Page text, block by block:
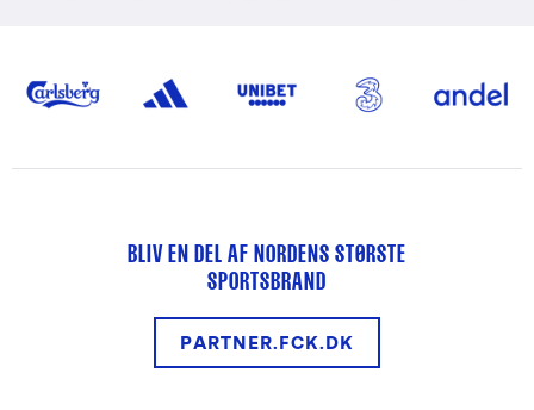
BLIV EN DEL AF NORDENS STØRSTE
SPORTSBRAND
PARTNER.FCK.DK